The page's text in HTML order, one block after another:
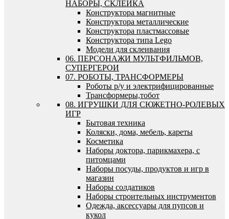
НАБОРЫ, СКЛЕЙКА
Конструктора магнитные
Конструктора металлические
Конструктора пластмассовые
Конструктора типа Lego
Модели для склеивания
06. ПЕРСОНАЖИ МУЛЬТФИЛЬМОВ,
СУПЕРГЕРОИ
07. РОБОТЫ, ТРАНСФОРМЕРЫ
Роботы р/у и электрифицированные
Трансформеры,тобот
08. ИГРУШКИ ДЛЯ СЮЖЕТНО-РОЛЕВЫХ
ИГР
Бытовая техника
Коляски, дома, мебель, кареты
Косметика
Наборы доктора, парикмахера, с
питомцами
Наборы посуды, продуктов и игр в
магазин
Наборы солдатиков
Наборы строительных инструментов
Одежда, аксессуары для пупсов и
кукол